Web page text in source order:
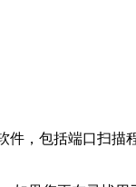
，包括端口扫描